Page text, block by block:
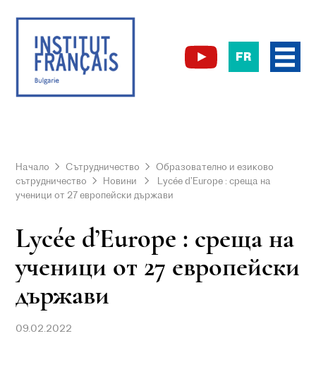
FR
Начало Сътрудничество
Образователно и езиково
сътрудничество
Новини
Lycée d’Europe : среща на
ученици от 27 европейски държави
Lycée d’Europe : среща на
ученици от 27 европейски
държави
09.02.2022